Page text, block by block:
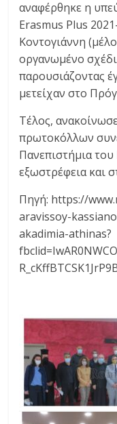
αναφέρθηκε η
Erasmus Plus
Κοντογιάννη
οργανωμένο
παρουσιάζοντας
μετείχαν στο
Τέλος,
πρωτοκόλλων
Πανεπιστήμια
εξωστρέφεια και
Πηγή: https://
aravissoy-
akadimia-athinas?